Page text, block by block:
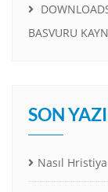
BASVURU
SON
Nasıl